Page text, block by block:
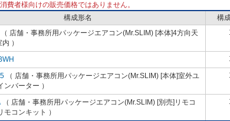
者様向けの販売価格ではありません。
構成形名
構
（ 店舗・事務所用パッケージエアコン(Mr.SLIM) [本体]4方向天
）
（ 店舗・事務所用パッケージエアコン(Mr.SLIM) [本体]室外ユ
ンバーター ）
（ 店舗・事務所用パッケージエアコン(Mr.SLIM) [別売]リモコ
モコンキット ）